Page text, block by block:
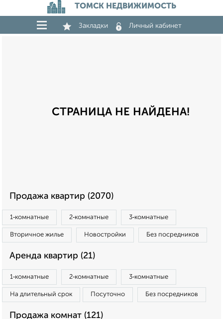
ТОМСК НЕДВИЖИМОСТЬ
Закладки Личный кабинет
СТРАНИЦА НЕ НАЙДЕНА!
Продажа квартир (2070)
1‑комнатные 2‑комнатные 3‑комнатные
Вторичное жилье Новостройки Без посредников
Аренда квартир (21)
1‑комнатные 2‑комнатные 3‑комнатные
На длительный срок Посуточно Без посредников
Продажа комнат (121)